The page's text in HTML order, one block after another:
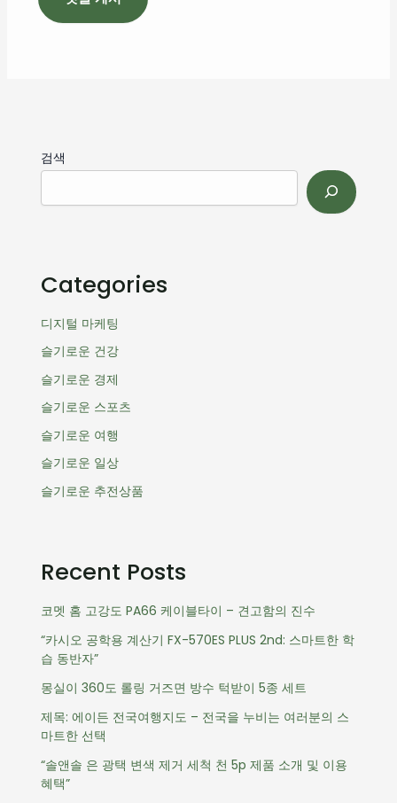
검색
Categories
디지털 마케팅
슬기로운 건강
슬기로운 경제
슬기로운 스포츠
슬기로운 여행
슬기로운 일상
슬기로운 추전상품
Recent Posts
코멧 홈 고강도 PA66 케이블타이 – 견고함의 진수
“카시오 공학용 계산기 FX-570ES PLUS 2nd: 스마트한 학
습 동반자”
몽실이 360도 롤링 거즈면 방수 턱받이 5종 세트
제목: 에이든 전국여행지도 – 전국을 누비는 여러분의 스
마트한 선택
“솔앤솔 은 광택 변색 제거 세척 천 5p 제품 소개 및 이용
혜택”